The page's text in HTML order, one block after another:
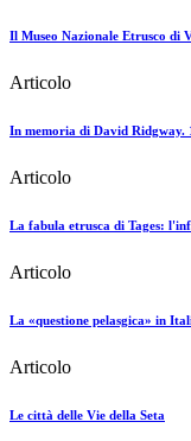
Il Museo Nazionale Etrusco di
Articolo
In memoria di David Ridgway.
Articolo
La fabula etrusca di Tages:
Articolo
La «questione pelasgica» in
Articolo
Le città delle Vie della Seta